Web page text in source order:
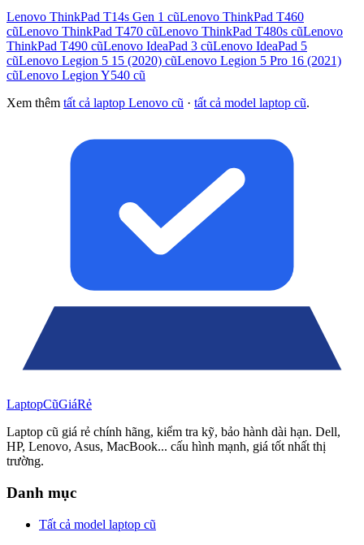
Lenovo ThinkPad T14s Gen 1 cũLenovo ThinkPad T460
cũLenovo ThinkPad T470 cũLenovo ThinkPad T480s cũLenovo
ThinkPad T490 cũLenovo IdeaPad 3 cũLenovo IdeaPad 5
cũLenovo Legion 5 15 (2020) cũLenovo Legion 5 Pro 16 (2021)
cũLenovo Legion Y540 cũ
Xem thêm tất cả laptop Lenovo cũ · tất cả model laptop cũ.
LaptopCũGiáRẻ
Laptop cũ giá rẻ chính hãng, kiểm tra kỹ, bảo hành dài hạn. Dell,
HP, Lenovo, Asus, MacBook... cấu hình mạnh, giá tốt nhất thị
trường.
Danh mục
Tất cả model laptop cũ